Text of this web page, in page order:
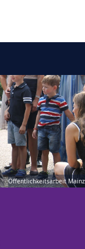
Öffentlichkeitsarbeit Mainz